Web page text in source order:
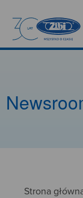
Strona